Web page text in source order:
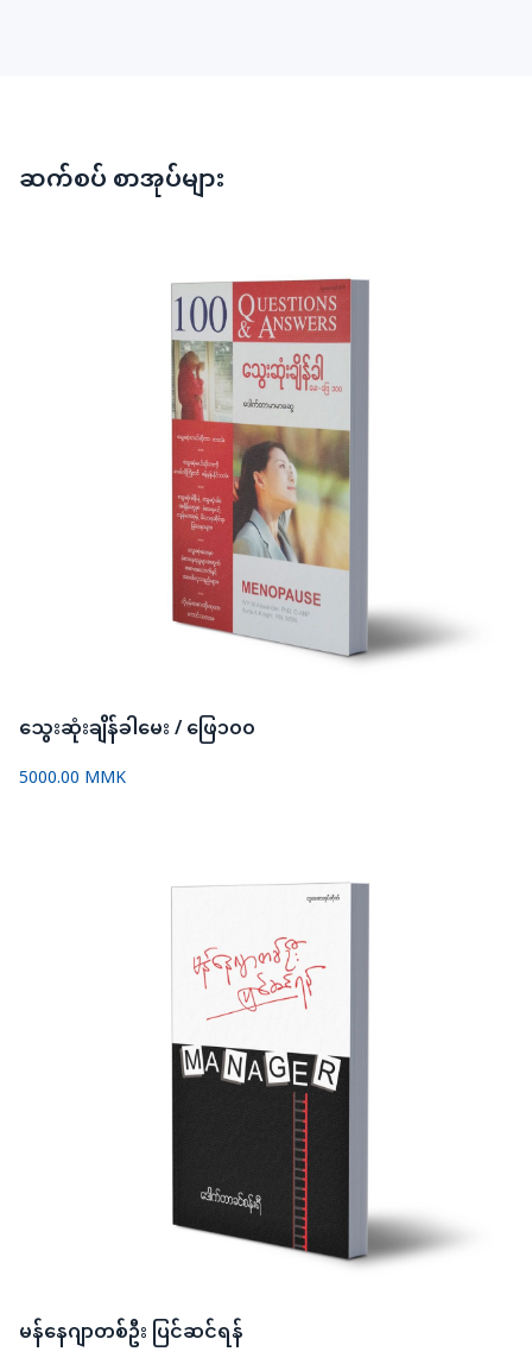
ဆက်စပ် စာအုပ်များ
သွေးဆုံးချိန်ခါမေး / ဖြေ၁၀၀
5000.00 MMK
မန်နေဂျာတစ်ဦး ပြင်ဆင်ရန်